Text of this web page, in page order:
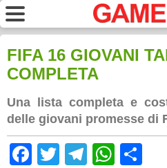
FIFA 16 GIOVANI
COMPLETA
Una lista completa e
delle giovani promesse di
Facebook
TwitterTelegram